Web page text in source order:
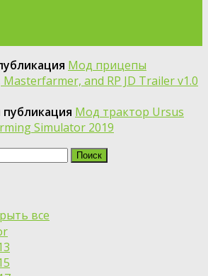
Мод прицепы
and RP JD Trailer v1.0
Мод трактор Ursus
Simulator 2019
все